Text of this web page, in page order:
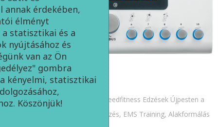
miha-bodytec 2 speedfitness, Speedfitness Edzések Újpesten a
legmodernebb gépekkel, EMS edzés, EMS Training, Alakformálás
annak érdekében,
élményt
statisztikai és a
nyújtásához és
van az Ön
gombra
kényelmi, statisztikai
Köszönjük!